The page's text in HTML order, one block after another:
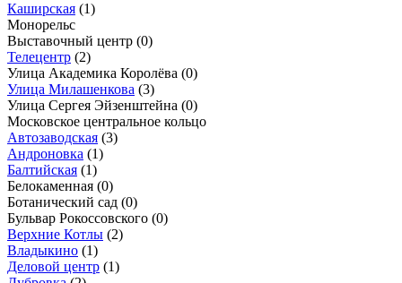
Каширская (1)
Монорельс
Выставочный центр (0)
Телецентр (2)
Улица Академика Королёва (0)
Улица Милашенкова (3)
Улица Сергея Эйзенштейна (0)
Московское центральное кольцо
Автозаводская (3)
Андроновка (1)
Балтийская (1)
Белокаменная (0)
Ботанический сад (0)
Бульвар Рокоссовского (0)
Верхние Котлы (2)
Владыкино (1)
Деловой центр (1)